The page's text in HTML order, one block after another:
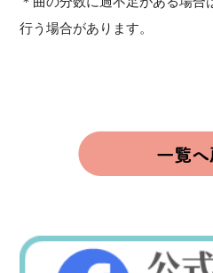
行う場合があります。